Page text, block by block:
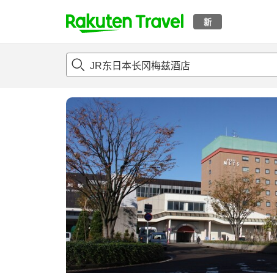
新
t
p
a
g
e
_
s
e
a
r
h
概况 客房及住宿套餐评论亮点设施